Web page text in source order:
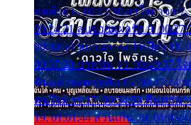
สุดท้าย 6. 00:17:30 ยาใจยาจก
00:24:21 ลบรอยแผลรัก 9.
00:30:54 ขบวนการเปาเปียว 11.
00:37:20 ปาหนัน 13. 00:40:37 ใ
ฉันแล้วจงตายเสีย 15. 00:47:24
คนใจมาร 17. 00:54:50 คืนทรม
19. 01:01:44 ส่วนเกิน 20.